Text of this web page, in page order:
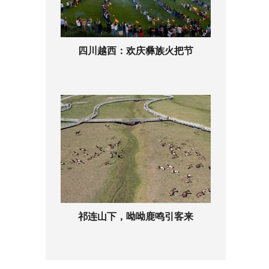
四川越西：欢庆彝族火把节
祁连山下，呦呦鹿鸣引客来